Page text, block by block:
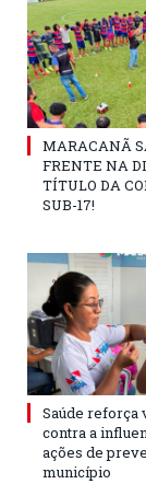
MARACANÃ
FRENTE NA
TÍTULO DA
SUB-17!
Saúde reforça
contra a
ações de
município